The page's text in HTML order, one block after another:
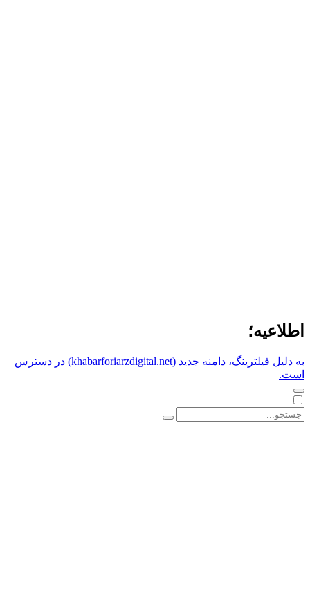
اطلاعیه؛
به دلیل فیلترینگ، دامنه جدید (khabarforiarzdigital.net) در دسترس
است.